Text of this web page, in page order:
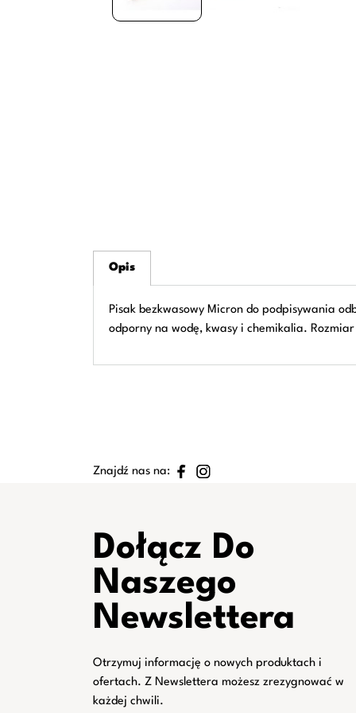
Opis
Pisak bezkwasowy Micron do podpisywania
odporny na wodę, kwasy i chemikalia.
Znajdź nas na:
Dołącz Do
Naszego
Newslettera
Otrzymuj informację o nowych produktach i
ofertach. Z Newslettera możesz zrezygnować w
każdej chwili.